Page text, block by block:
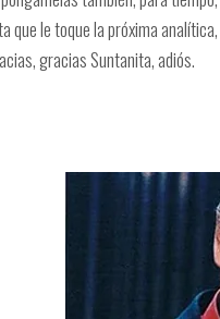
que le toque la próxima
gracias Suntanita, adiós.